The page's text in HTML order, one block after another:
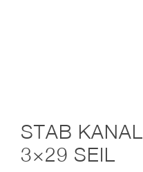
STAB
3×29 SEIL